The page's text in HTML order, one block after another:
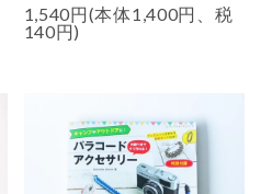
1,540円(本体1,400円、税
140円)